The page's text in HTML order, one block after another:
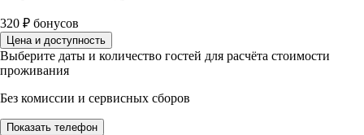
320 ₽ бонусов
Цена и доступность
Выберите даты и количество гостей для расчёта стоимости
проживания
Без комиссии и сервисных сборов
Показать телефон